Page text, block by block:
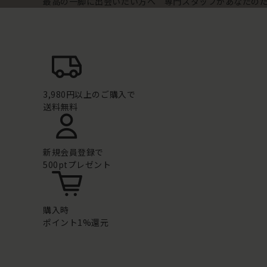
3,980円以上のご購入で
送料無料
新規会員登録で
500ptプレゼント
購入時
ポイント1%還元